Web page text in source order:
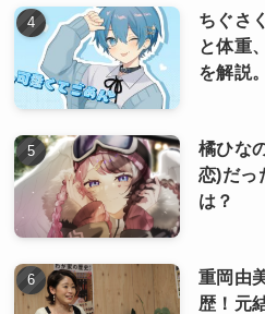
ちぐさ
と体重
を解説。
橘ひな
恋)だっ
は？
重岡由
歴！元